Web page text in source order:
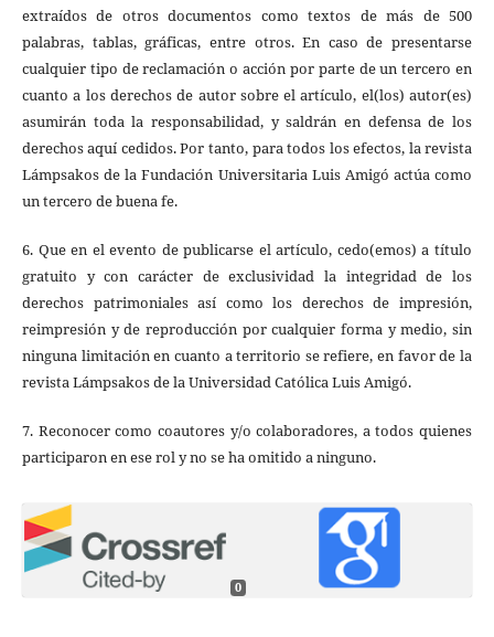
extraídos de otros documentos como textos de más de 500
palabras, tablas, gráficas, entre otros. En caso de presentarse
cualquier tipo de reclamación o acción por parte de un tercero en
cuanto a los derechos de autor sobre el artículo, el(los) autor(es)
asumirán toda la responsabilidad, y saldrán en defensa de los
derechos aquí cedidos. Por tanto, para todos los efectos, la revista
Lámpsakos de la Fundación Universitaria Luis Amigó actúa como
un tercero de buena fe.
6. Que en el evento de publicarse el artículo, cedo(emos) a título
gratuito y con carácter de exclusividad la integridad de los
derechos patrimoniales así como los derechos de impresión,
reimpresión y de reproducción por cualquier forma y medio, sin
ninguna limitación en cuanto a territorio se refiere, en favor de la
revista Lámpsakos de la Universidad Católica Luis Amigó.
7. Reconocer como coautores y/o colaboradores, a todos quienes
participaron en ese rol y no se ha omitido a ninguno.
0